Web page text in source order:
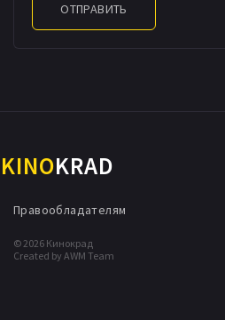
ОТПРАВИТЬ
KINOKRAD
© 2026 Кинокрад
Created by AWM Team
Правообладателям